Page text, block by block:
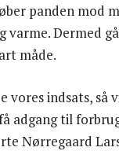
panden mod
varme. Dermed
måde.
vores indsats, så
adgang til
Nørregaard